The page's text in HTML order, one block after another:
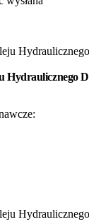
Hydraulicznego